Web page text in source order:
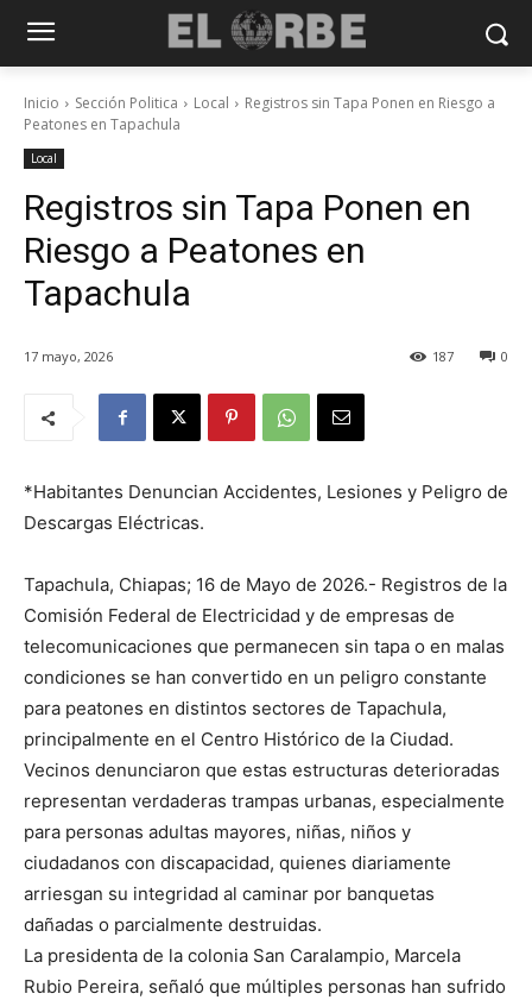
Inicio Sección Politica Local
Registros sin Tapa Ponen en Riesgo a
Peatones en Tapachula
Local
Registros sin Tapa Ponen en
Riesgo a Peatones en
Tapachula
17 mayo, 2026 0
187
*Habitantes Denuncian Accidentes, Lesiones y Peligro de
Descargas Eléctricas.
Tapachula, Chiapas; 16 de Mayo de 2026.- Registros de la
Comisión Federal de Electricidad y de empresas de
telecomunicaciones que permanecen sin tapa o en malas
condiciones se han convertido en un peligro constante
para peatones en distintos sectores de Tapachula,
principalmente en el Centro Histórico de la Ciudad.
Vecinos denunciaron que estas estructuras deterioradas
representan verdaderas trampas urbanas, especialmente
para personas adultas mayores, niñas, niños y
ciudadanos con discapacidad, quienes diariamente
arriesgan su integridad al caminar por banquetas
dañadas o parcialmente destruidas.
La presidenta de la colonia San Caralampio, Marcela
Rubio Pereira, señaló que múltiples personas han sufrido